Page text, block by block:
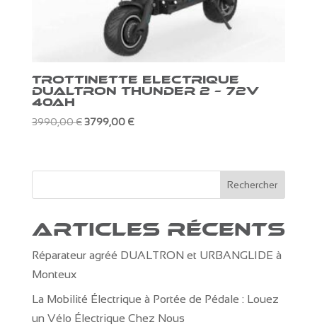
TROTTINETTE ELECTRIQUE
DUALTRON THUNDER 2 – 72V
40Ah
3990,00€ Le
était :
3799,00 €Le
est :
Rechercher
Articles récents
Réparateur agréé DUALTRON et URBANGLIDE à
Monteux
La Mobilité Électrique à Portée de Pédale : Louez
un Vélo Électrique Chez Nous